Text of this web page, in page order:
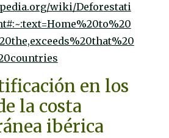
wiki/Deforestati
en los
la costa
ibérica